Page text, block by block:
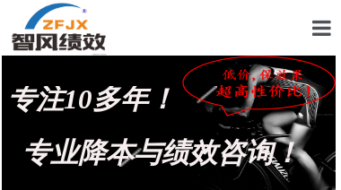
专注10多年！
专业降本与绩效咨询！
首页
关于我
管理咨
KPI绩